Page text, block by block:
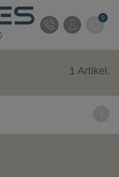
0
1 Artikel.